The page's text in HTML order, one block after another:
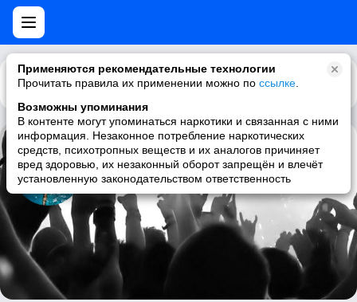
Применяются рекомендательные технологии
Прочитать правила их применении можно по ссылке
Возможны упоминания
В контенте могут упоминаться наркотики и связанная с ними
информация. Незаконное потребление наркотических
средств, психотропных веществ и их аналогов причиняет
вред здоровью, их незаконный оборот запрещён и влечёт
установленную законодательством ответственность
Каталог Рекомендации
Lullaby Lounge
chillout, lounge, downtempo